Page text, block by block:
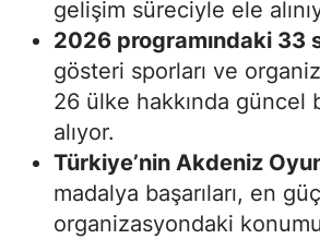
gelişim süreciyle ele
2026 programındaki 33
gösteri sporları ve
26 ülke hakkında güncel
alıyor.
Türkiye’nin Akdeniz
madalya başarıları, en
organizasyondaki